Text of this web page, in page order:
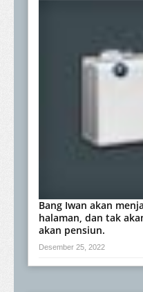
Bang Iwan akan
halaman, dan tak
akan pensiun.
Desember 25, 2022